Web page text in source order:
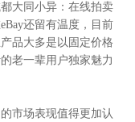
大同小异：在线拍卖
还留有温度，目前
品大多是以固定价格
老一辈用户独家魅力
市场表现值得更加认